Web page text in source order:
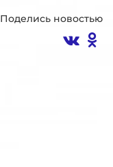
Поделись новостью